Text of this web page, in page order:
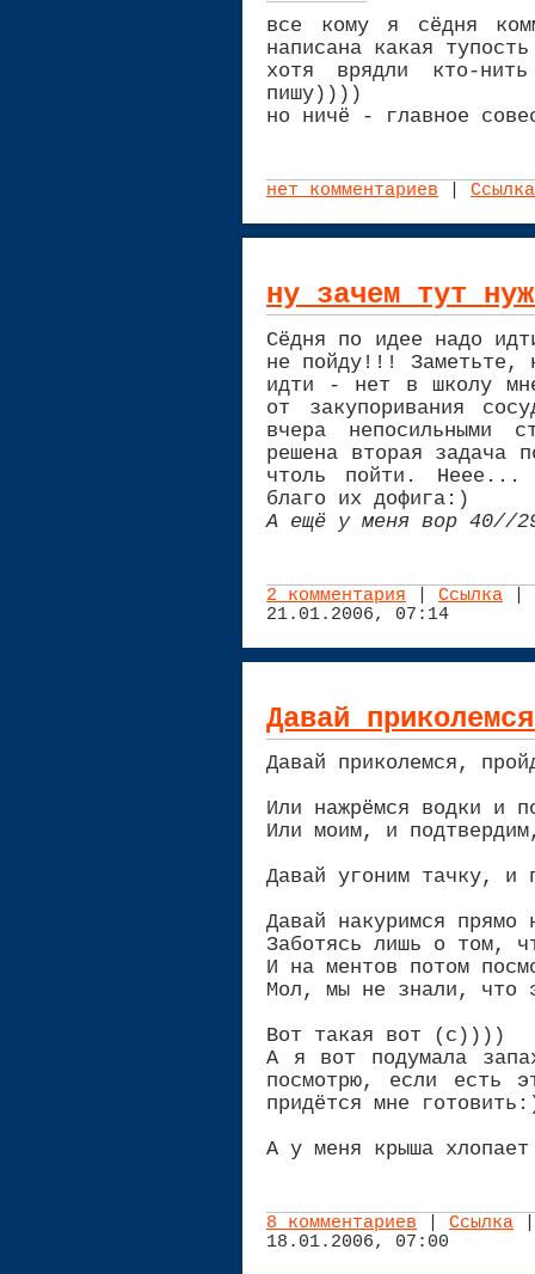
все кому я сёдня
написана какая
хотя врядли кто-
пишу))))
но ничё - главное
нет комментариев Ссылка
ну зачем тут
Сёдня по идее надо
не пойду!!! Заметьте,
идти - нет в школу
от закупоривания
вчера непосильными
решена вторая задача
чтоль пойти. Неее...
благо их дофига:)
А ещё у меня вор 40//
2 комментария Ссылка
21.01.2006, 07:14
Давай
Давай приколемся,
Или нажрёмся водки и
Или моим, и
Давай угоним тачку, и
Давай накуримся прямо
Заботясь лишь о том,
И на ментов потом
Мол, мы не знали, что
Вот такая вот (с))))
А я вот подумала
посмотрю, если есть
придётся мне
А у меня крыша
8 комментариев Ссылка
18.01.2006, 07:00